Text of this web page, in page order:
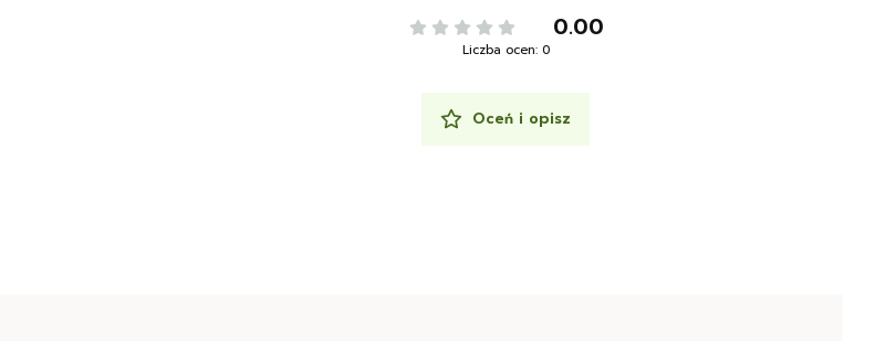
0.00
Liczba ocen: 0
Oceń i opisz